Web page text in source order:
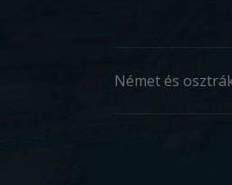
Német és